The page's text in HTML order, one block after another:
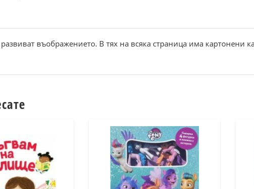
въображението. В тях на всяка страница има картонени